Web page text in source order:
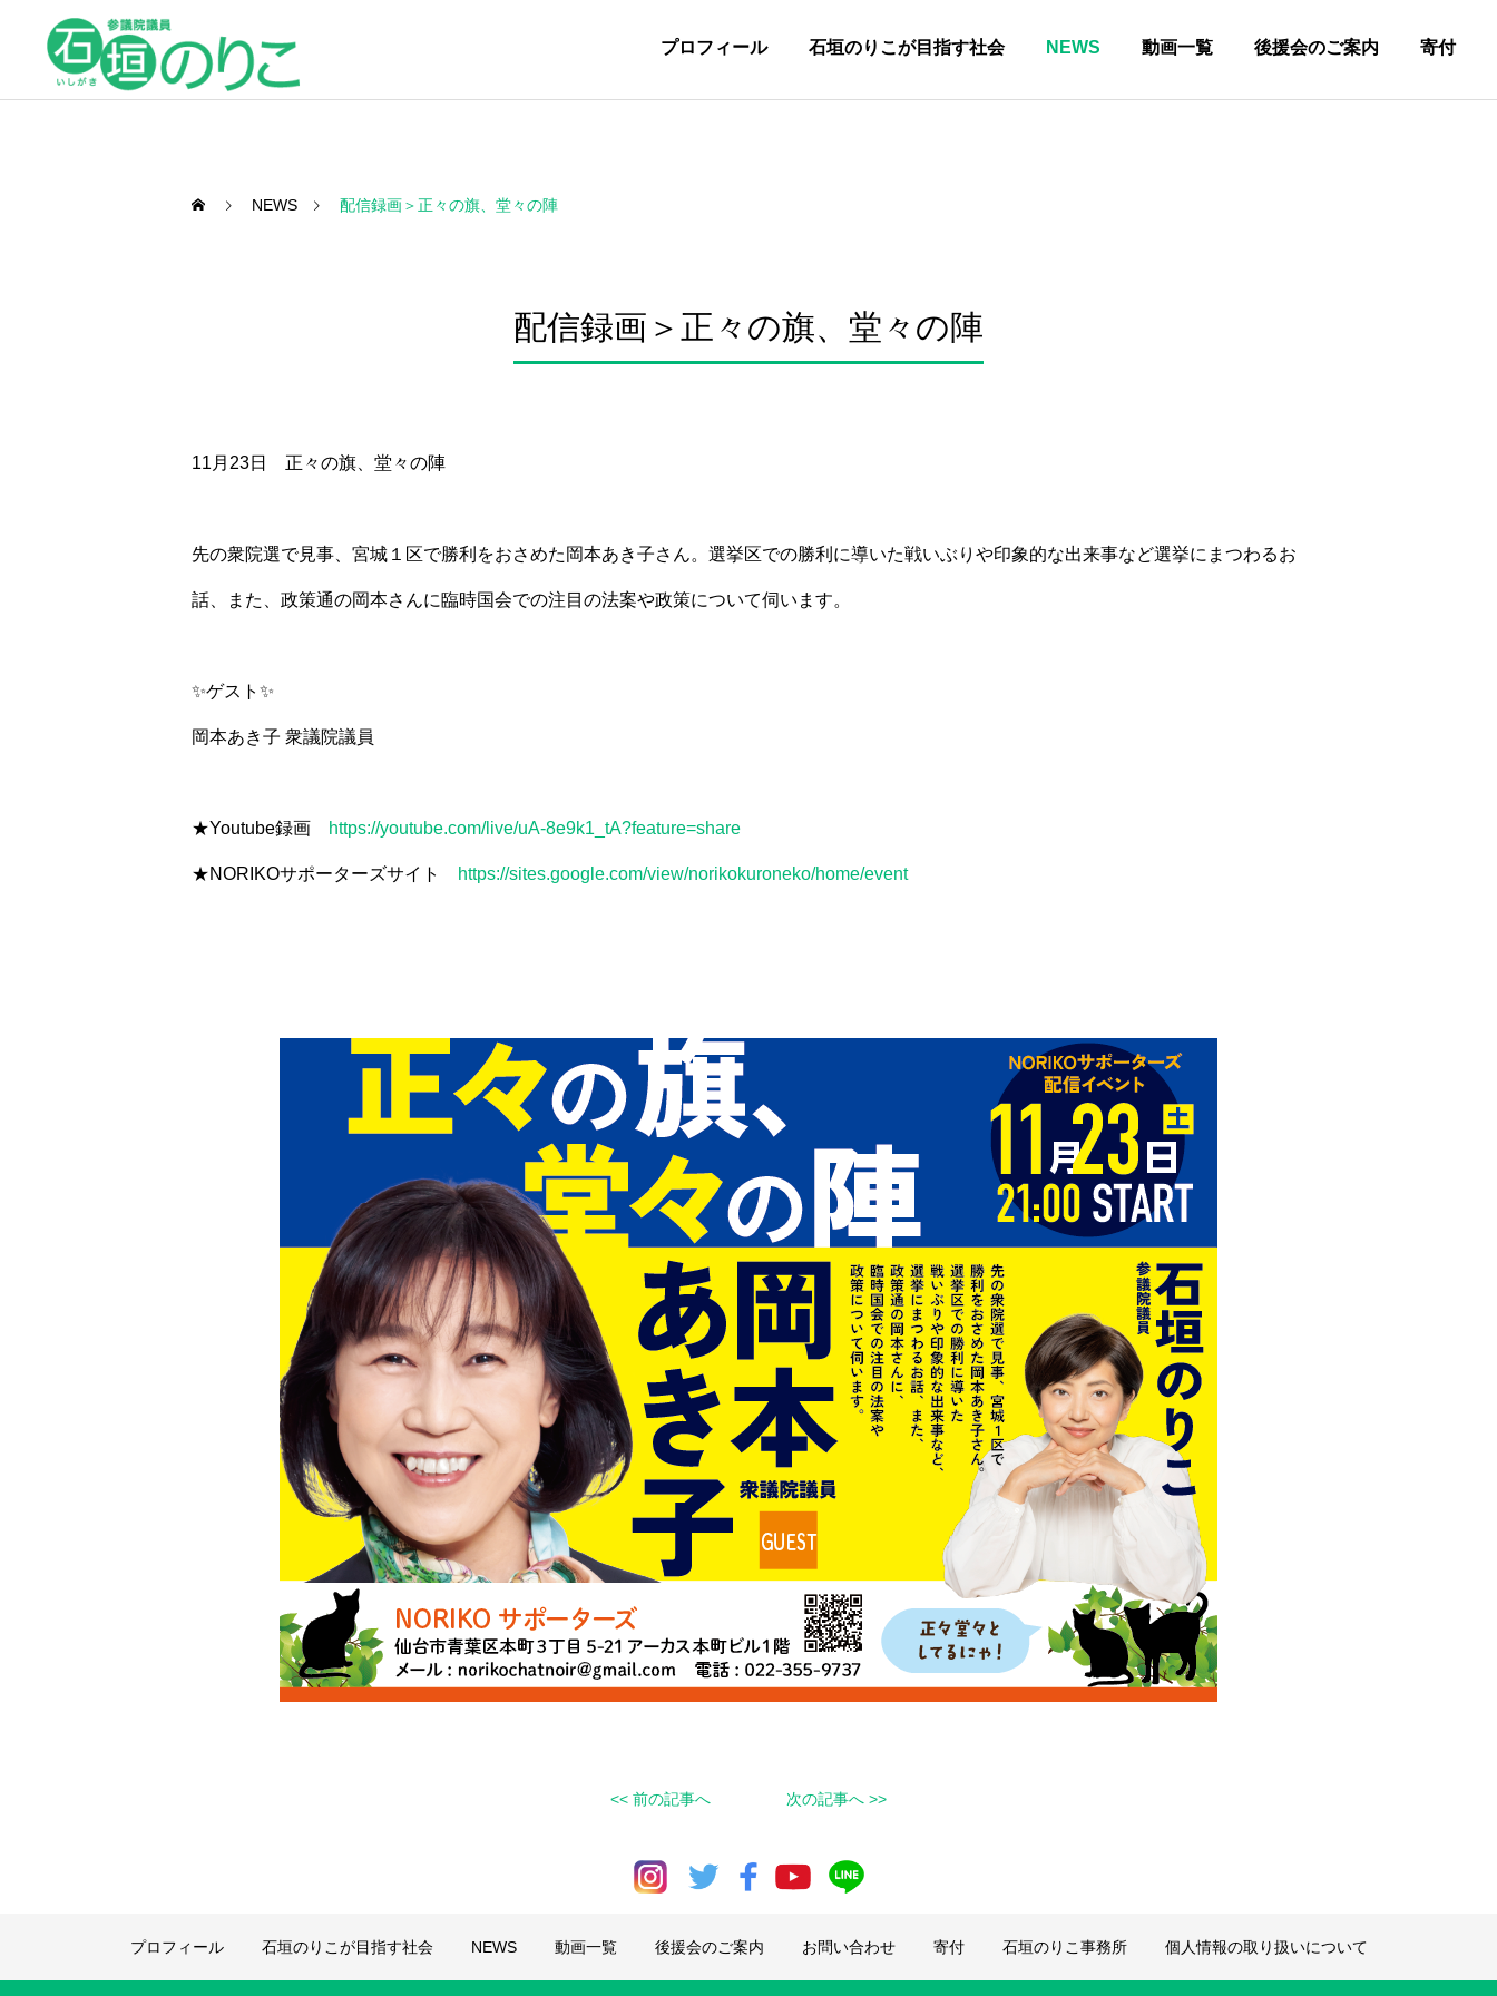
プロフィール 石垣のりこが目指す社会 NEWS 動画一覧 後援会のご案内 寄付
NEWS 配信録画＞正々の旗、堂々の陣
配信録画＞正々の旗、堂々の陣
11月23日 正々の旗、堂々の陣
先の衆院選で見事、宮城１区で勝利をおさめた岡本あき子さん。選挙区での勝利に導いた戦いぶりや印象的な出来事など選挙にまつわるお
話、また、政策通の岡本さんに臨時国会での注目の法案や政策について伺います。
✨ゲスト✨
岡本あき子 衆議院議員
★Youtube録画 https://youtube.com/live/uA-8e9k1_tA?feature=share
★NORIKOサポーターズサイト https://sites.google.com/view/norikokuroneko/home/event
<< 前の記事へ 次の記事へ >>
プロフィール 石垣のりこが目指す社会 NEWS 動画一覧 後援会のご案内 お問い合わせ 寄付 石垣のりこ事務所 個人情報の取り扱いについて